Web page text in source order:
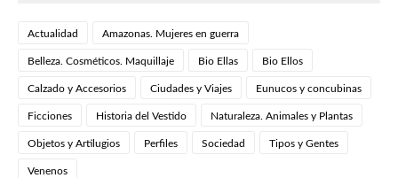
Actualidad Amazonas. Mujeres en guerra
Belleza. Cosméticos. Maquillaje Bio Ellas Bio Ellos
Calzado y Accesorios Ciudades y Viajes Eunucos y concubinas
Ficciones Historia del Vestido Naturaleza. Animales y Plantas
Objetos y Artilugios Perfiles Sociedad Tipos y Gentes
Venenos